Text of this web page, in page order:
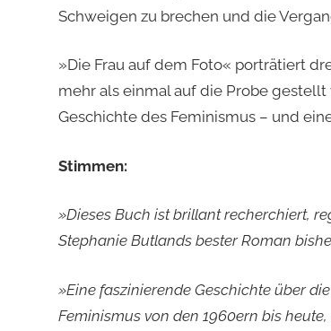
Schweigen zu brechen und die
»Die Frau auf dem Foto« porträtiert
mehr als einmal auf die Probe
Geschichte des Feminismus – und
Stimmen:
»Dieses Buch ist brillant recherchiert,
Stephanie Butlands bester Roman
»Eine faszinierende Geschichte über
Feminismus von den 1960ern bis